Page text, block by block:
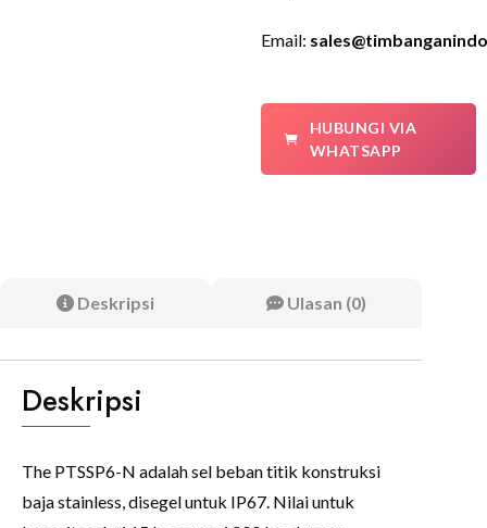
Email:
HUBUNGI VIA
WHATSAPP
Deskripsi Ulasan (0)
Deskripsi
The PTSSP6-N adalah sel beban titik konstruksi
baja stainless, disegel untuk IP67. Nilai untuk